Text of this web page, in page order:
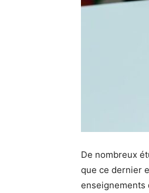
De nombreux
que ce dernier
enseignements